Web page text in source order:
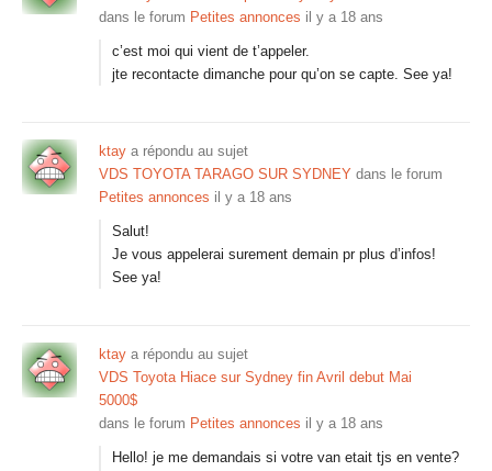
dans le forum Petites annonces il y a 18 ans
c’est moi qui vient de t’appeler.
jte recontacte dimanche pour qu’on se capte. See ya!
ktay a répondu au sujet
VDS TOYOTA TARAGO SUR SYDNEY dans le forum
Petites annonces il y a 18 ans
Salut!
Je vous appelerai surement demain pr plus d’infos!
See ya!
ktay a répondu au sujet
VDS Toyota Hiace sur Sydney fin Avril debut Mai
5000$
dans le forum Petites annonces il y a 18 ans
Hello! je me demandais si votre van etait tjs en vente?